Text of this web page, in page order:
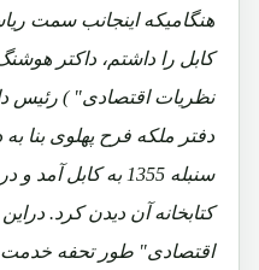
هنگامیکه اینجانب سمت
کابل را داشتم، داکتر
نظریات اقتصادی" ) رئیس
دفتر ملکه فرح پهلوی بنا
سنبله 1355 به
کتابخانه آن دیدن کرد.
اقتصادی" طور تحفه خدمت